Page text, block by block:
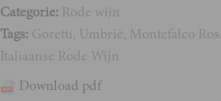
Categorie: Rode wijn
Tags: Goretti, Umbrië, Montefalco
Italiaanse Rode Wijn
Download pdf